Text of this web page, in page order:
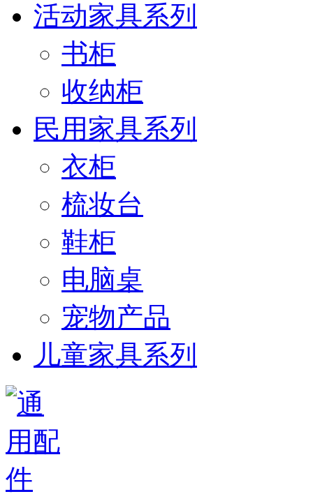
活动家具系列
书柜
收纳柜
民用家具系列
衣柜
梳妆台
鞋柜
电脑桌
宠物产品
儿童家具系列